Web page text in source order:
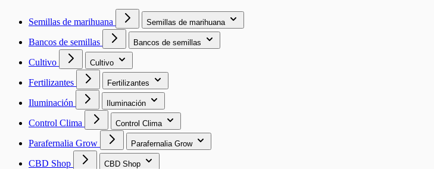
Semillas de marihuana Semillas de marihuana
Bancos de semillas Bancos de semillas
Cultivo Cultivo
Fertilizantes Fertilizantes
Iluminación Iluminación
Control Clima Control Clima
Parafernalia Grow Parafernalia Grow
CBD Shop CBD Shop